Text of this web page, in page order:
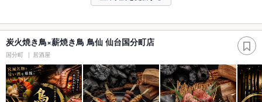
炭火焼き鳥×薪焼き鳥 鳥仙 仙台国分町店
国分町 居酒屋